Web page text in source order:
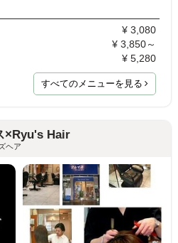
¥ 3,080
¥ 3,850～
¥ 5,280
すべてのメニューを見る
×Ryu's Hair
ヘア